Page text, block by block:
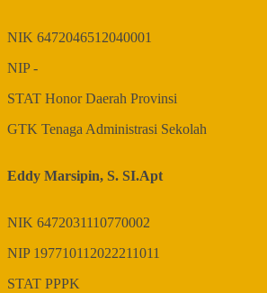
NIK 6472046512040001
NIP-
STAT Honor Daerah Provinsi
GTK Tenaga Administrasi Sekolah
Eddy Marsipin, S. SI.Apt
NIK 6472031110770002
NIP 197710112022211011
STAT PPPK